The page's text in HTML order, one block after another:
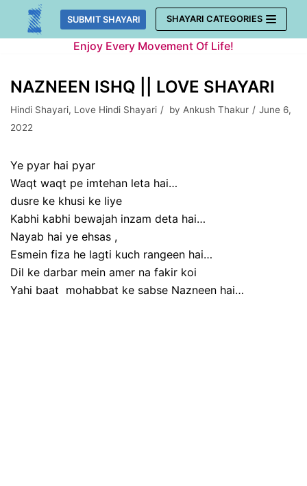
Skip
SUBMIT SHAYARI SHAYARI CATEGORIES
Enjoy Every Movement Of Life!
NAZNEEN ISHQ || LOVE SHAYARI
Hindi Shayari, Love Hindi Shayari by Ankush Thakur
June 6,
2022
Ye pyar hai pyar
Waqt waqt pe imtehan leta hai…
dusre ke khusi ke liye
Kabhi kabhi bewajah inzam deta hai…
Nayab hai ye ehsas ,
Esmein fiza he lagti kuch rangeen hai…
Dil ke darbar mein amer na fakir koi
Yahi baat mohabbat ke sabse Nazneen hai…